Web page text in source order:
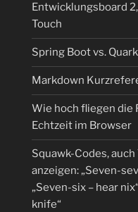
Entwicklungsboard
Touch
Spring Boot vs.
Markdown
Wie hoch fliegen die
Echtzeit im Browser
Squawk-Codes,
anzeigen: „Seven-
„Seven-six – hear
knife“